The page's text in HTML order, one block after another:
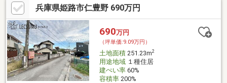
兵庫県姫路市仁豊野 690万円
690万円
（坪単価:9.09万円）
土地面積251.23m2
用途地域１種住居
建ぺい率60%
容積率200%